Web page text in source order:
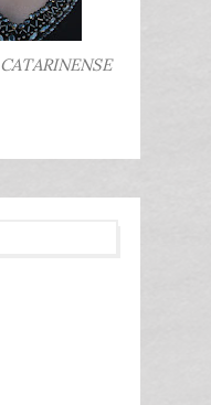
CATARINENSE